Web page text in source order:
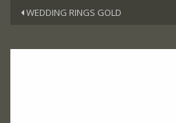
WEDDING RINGS GOLD